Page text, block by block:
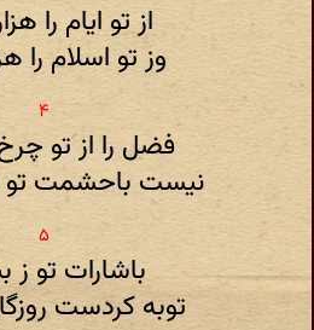
از تو ایام را
وز تو اسلام را
فضل را از تو
نیست باحشمت
باشارات تو ز
توبه کردست